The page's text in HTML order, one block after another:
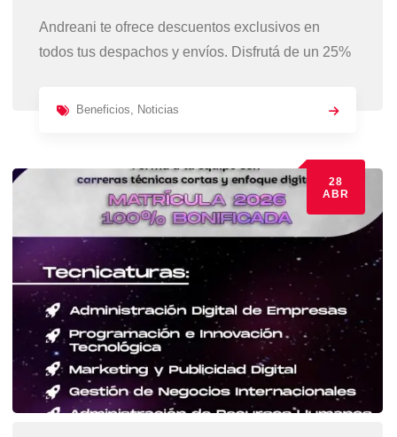
Andreani te ofrece descuentos exclusivos en
todos tus despachos y envíos. Disfrutá de un 25%
Beneficios Noticias
28
ABR